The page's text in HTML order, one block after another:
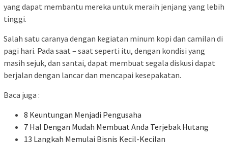
yang dapat membantu mereka untuk meraih jenjang yang lebih
tinggi.
Salah satu caranya dengan kegiatan minum kopi dan camilan di
pagi hari. Pada saat – saat seperti itu, dengan kondisi yang
masih sejuk, dan santai, dapat membuat segala diskusi dapat
berjalan dengan lancar dan mencapai kesepakatan.
Baca juga :
8 Keuntungan Menjadi Pengusaha
7 Hal Dengan Mudah Membuat Anda Terjebak Hutang
13 Langkah Memulai Bisnis Kecil-Kecilan